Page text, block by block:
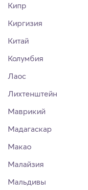
Кипр
Киргизия
Китай
Колумбия
Лаос
Лихтенштейн
Маврикий
Мадагаскар
Макао
Малайзия
Мальдивы